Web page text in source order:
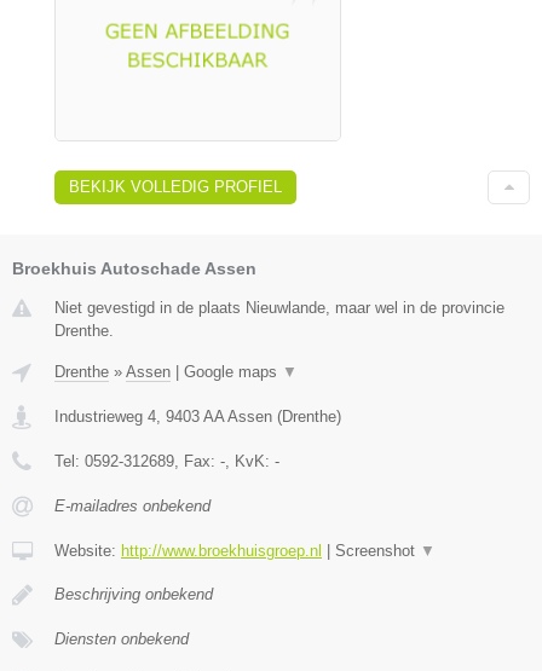
BEKIJK VOLLEDIG PROFIEL
Broekhuis Autoschade Assen
Niet gevestigd in de plaats Nieuwlande, maar wel in de provincie
Drenthe.
Drenthe » Assen | Google maps ▼
Industrieweg 4 9403 AA Assen (Drenthe)
Tel: 0592-312689 , Fax: - , KvK: -
E-mailadres onbekend
Website: http://www.broekhuisgroep.nl | Screenshot ▼
Beschrijving onbekend
Diensten onbekend